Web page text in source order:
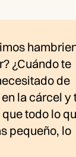
¿Cuándo te
de
la cárcel y
todo lo
pequeño, lo